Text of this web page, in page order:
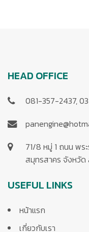
HEAD OFFICE
081-357-2437,
71/8 หมู่ 1 ถนน พร
สมุทรสาคร จังหวั
USEFUL LINKS
หน้าแรก
เกี่ยวกับเรา